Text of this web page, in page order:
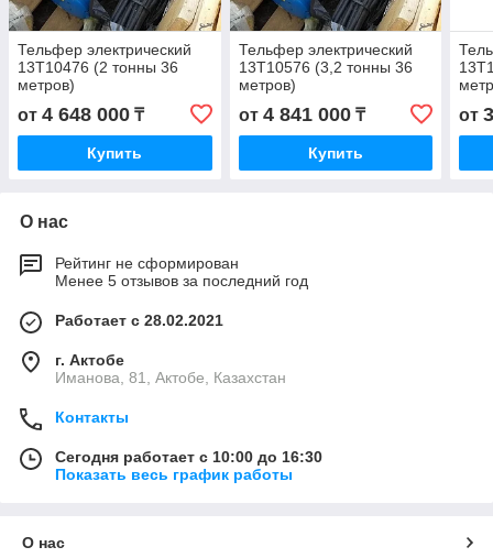
Тельфер электрический
13Т10476 (2 тонны 36
метров)
от 4 648 000 ₸
Купить
Тельфер электрический
13Т10576 (3,2 тонны 36
метров)
от 4 841 000₸
Купить
от
О нас
Рейтинг не сформирован
Менее 5 отзывов за последний год
Работает с 28.02.2021
г. Актобе
Иманова, 81, Актобе, Казахстан
Контакты
Сегодня работает с 10:00 до 16:30
Показать весь график работы
О нас